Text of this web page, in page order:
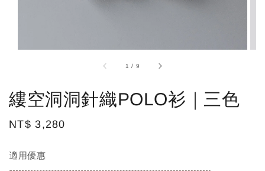
1 / 9
縷空洞洞針織POLO衫｜三色
Regular
NT$ 3,280
適用優惠